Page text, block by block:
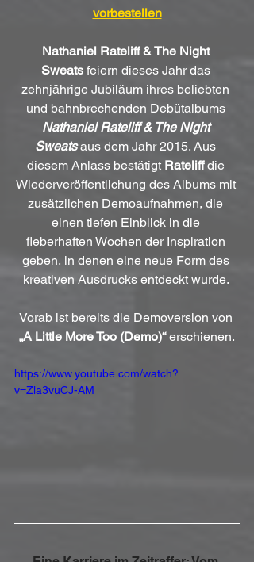
vorbestellen
Nathaniel Rateliff & The Night
Sweats feiern dieses Jahr das
zehnjährige Jubiläum ihres beliebten
und bahnbrechenden Debütalbums
Nathaniel Rateliff & The Night
Sweats aus dem Jahr 2015. Aus
diesem Anlass bestätigt Rateliff die
Wiederveröffentlichung des Albums mit
zusätzlichen Demoaufnahmen, die
einen tiefen Einblick in die
fieberhaften Wochen der Inspiration
geben, in denen eine neue Form des
kreativen Ausdrucks entdeckt wurde.
Vorab ist bereits die Demoversion von
„A Little More Too (Demo)“ erschienen.
https://www.youtube.com/watch?
v=Zla3vuCJ-AM